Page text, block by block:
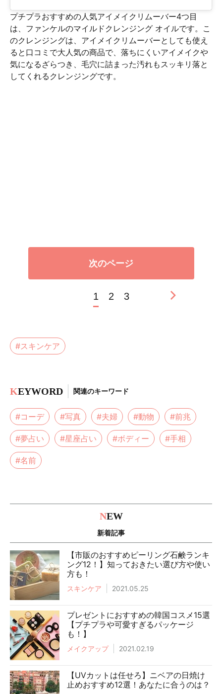
プチプラおすすめの人気アイメイクリムーバー4つ目
は、ファンケルのマイルドクレンジング オイルです。こ
のクレンジングは、アイメイクリムーバーとしても使え
ると口コミで大人気の商品で、落ちにくいアイメイクや
気になるざらつき、毛穴に詰まった汚れもスッキリ落と
してくれるクレンジングです。
次のページ
1 2 3
#スキンケア
KEYWORD 関連のキーワード
#コーデ #写真 #夫婦 #動物 #前兆
#夢占い #星座占い #ボディー #手相
#名前
NEW
新着記事
【市販のおすすめピーリング石鹸ランキ
ング12！】知っておきたい選び方や使い
方も！
スキンケア 2021.05.25
プレゼントにおすすめの韓国コスメ15選
【プチプラや可愛すぎるパッケージ
も！】
メイクアップ 2021.02.19
【UVカットは任せろ】ニベアの日焼け
止めおすすめ12選！あなたに合うのは？